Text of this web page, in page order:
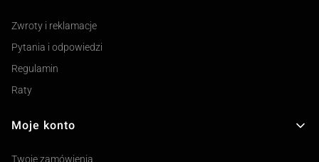
Zwroty i reklamacje
Pytania i odpowiedzi
Regulamin
Raty
Moje konto
Twoje zamówienia